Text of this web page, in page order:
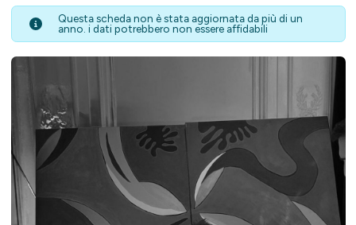
Questa scheda non è stata aggiornata da più di un
anno. i dati potrebbero non essere affidabili